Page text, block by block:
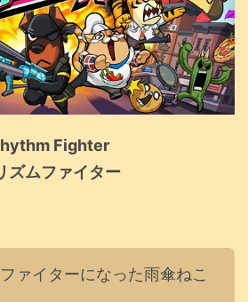
Fighter
ズムファイター
ァイターになった雨傘ねこ